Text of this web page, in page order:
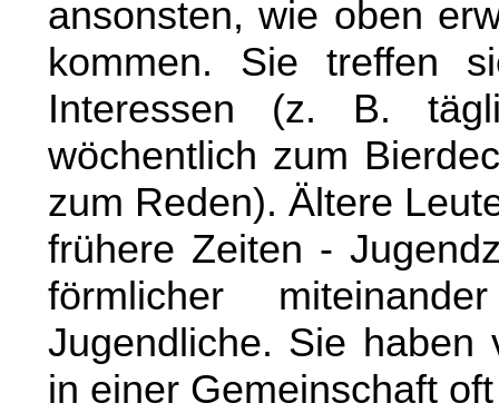
ansonsten, wie oben
kommen. Sie treffen
Interessen (z. B.
wöchentlich zum
zum Reden). Ältere
frühere Zeiten -
förmlicher
Jugendliche. Sie haben
in einer Gemeinschaft